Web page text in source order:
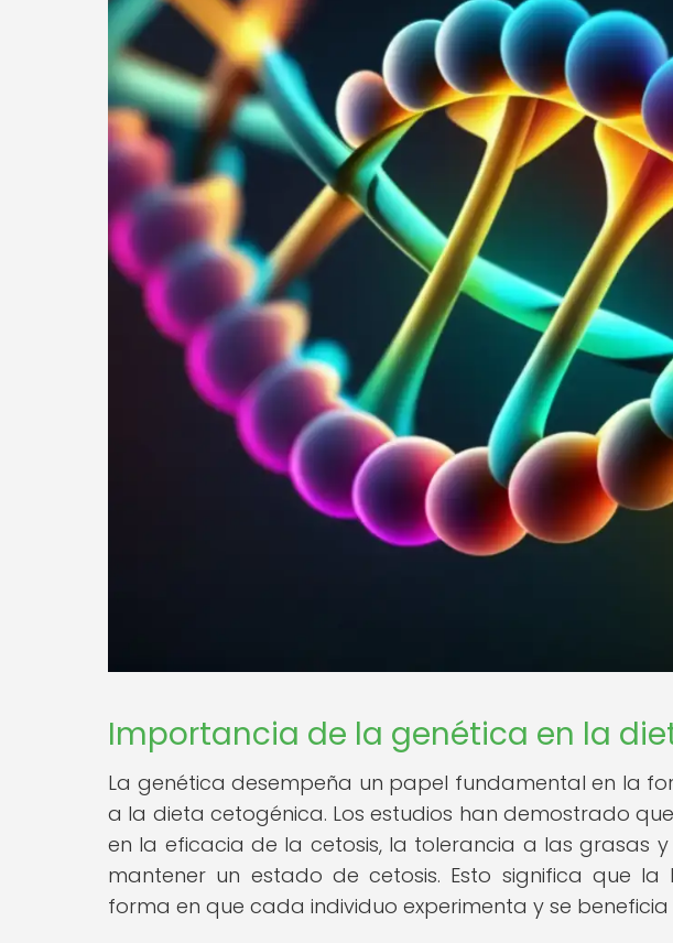
Importancia de la genética en la
La genética desempeña un papel fundamental en la
a la dieta cetogénica. Los estudios han demostrado
en la eficacia de la cetosis, la tolerancia a las grasas
mantener un estado de cetosis. Esto significa que
forma en que cada individuo experimenta y se